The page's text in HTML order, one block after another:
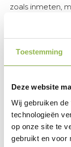
Toestemming
Deze website
Wij gebruiken
technologieën
op onze site te
gebruikt en voor
zoals inmeten,
onderzoek van
een RAW-
2019 zijn de